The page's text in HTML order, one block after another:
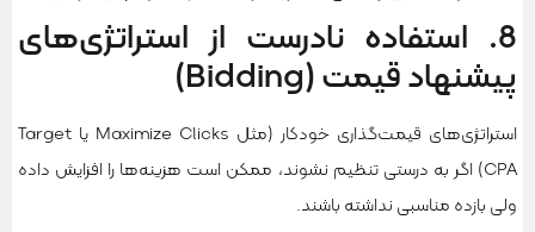
8. استفاده نادرست از استراتژی‌های
پیشنهاد قیمت (Bidding)
استراتژی‌های قیمت‌گذاری خودکار (مثل Maximize Clicks یا Target
CPA) اگر به درستی تنظیم نشوند، ممکن است هزینه‌ها را افزایش داده
ولی بازده مناسبی نداشته باشند.